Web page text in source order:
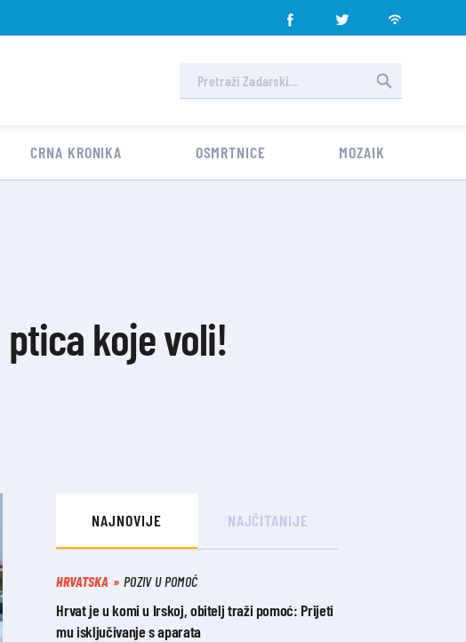
CRNA KRONIKA OSMRTNICE MOZAIK
ptica koje voli!
NAJNOVIJE NAJČITANIJE
HRVATSKA POZIV U POMOĆ
Hrvat je u komi u Irskoj, obitelj traži pomoć: Prijeti
mu isključivanje s aparata